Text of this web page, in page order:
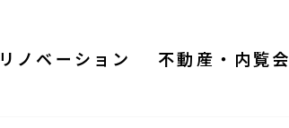
リノベーション 不動産・内覧会